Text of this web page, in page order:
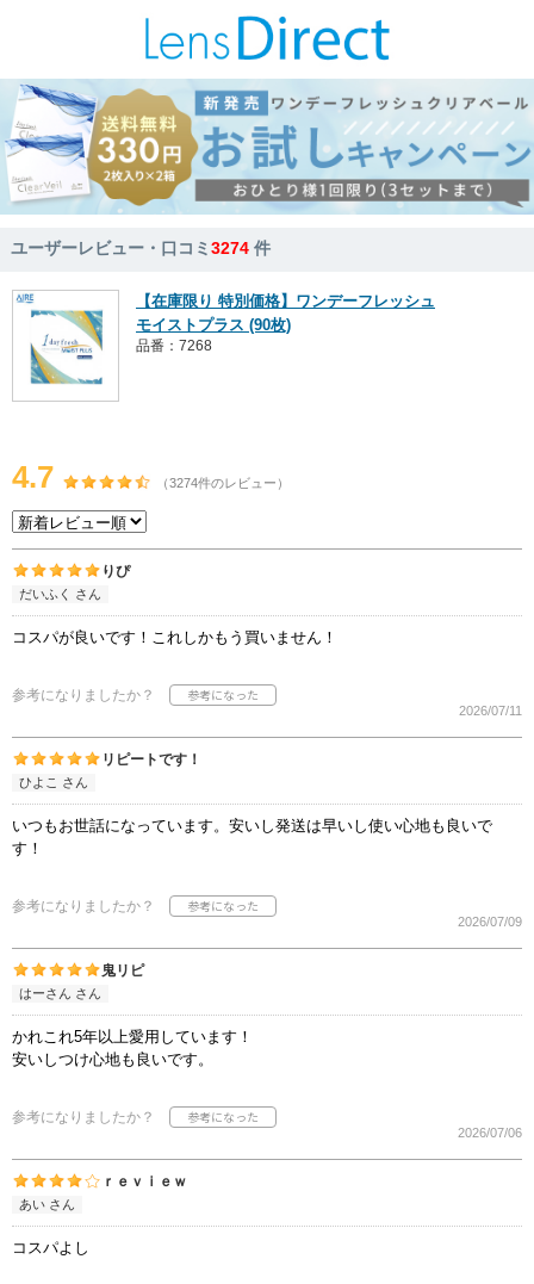
ユーザーレビュー・口コミ3274 件
【在庫限り 特別価格】ワンデーフレッシュ
モイストプラス (90枚)
品番：7268
4.7 （3274件のレビュー）
りぴ
だいふく さん
コスパが良いです！これしかもう買いません！
参考になりましたか？
2026/07/11
リピートです！
ひよこ さん
いつもお世話になっています。安いし発送は早いし使い心地も良いで
す！
参考になりましたか？
2026/07/09
鬼リピ
はーさん さん
かれこれ5年以上愛用しています！
安いしつけ心地も良いです。
参考になりましたか？
2026/07/06
ｒｅｖｉｅｗ
あい さん
コスパよし